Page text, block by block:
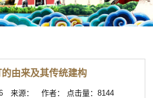
由来及其传统建构
来源： 作者： 点击量：8144